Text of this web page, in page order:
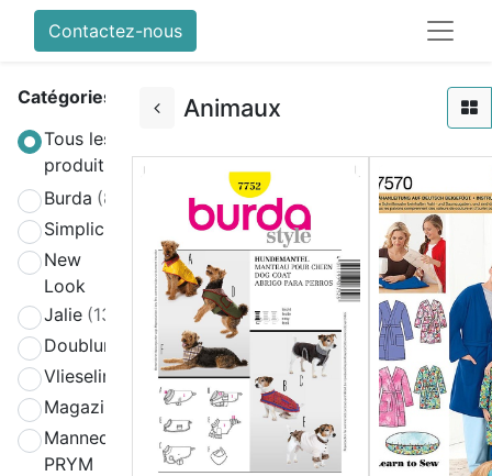
Contactez-nous
Catégories
Tous les
produits
Burda (808)
Simplicity
New
Look
(270)
Jalie (139)
Doublure
Vlieseline
(64)
Magazines
(19)
Mannequin
PRYM
(4)
Animaux